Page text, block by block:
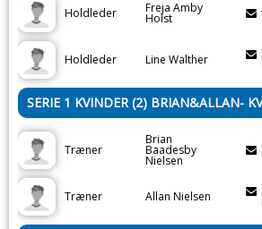
Holdleder Freja Amby
Holst
Holdleder Line Walther
SERIE 1 KVINDER (2) BRIAN&ALLAN-
Træner
Brian
Baadesby
Nielsen
Træner Allan Nielsen